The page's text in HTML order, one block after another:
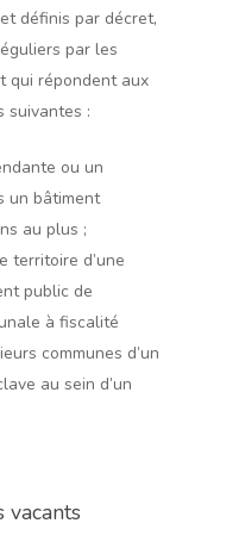
définis par décret,
par les
qui répondent aux
suivantes :
ou un
un bâtiment
au plus ;
territoire d’une
public de
à fiscalité
communes d’un
au sein d’un
vacants